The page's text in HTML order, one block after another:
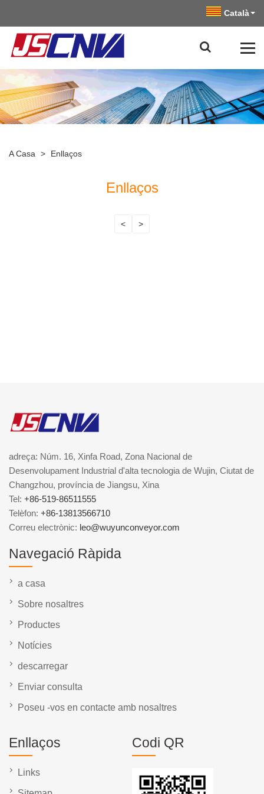
Català
A Casa > Enllaços
Enllaços
< >
adreça: Núm. 16, Xinfa Road, Zona Nacional de
Desenvolupament Industrial d'alta tecnologia de Wujin, Ciutat de
Changzhou, província de Jiangsu, Xina
Tel: +86-519-86511555
Telèfon: +86-13813566710
Correu electrònic: leo@wuyunconveyor.com
Navegació Ràpida
a casa
Sobre nosaltres
Productes
Notícies
descarregar
Enviar consulta
Poseu -vos en contacte amb nosaltres
Enllaços
Links
Codi QR